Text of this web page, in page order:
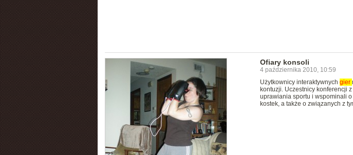
Ofiary konsoli
4 października 2010, 10:59
Użytkownicy interaktywnych gier
kontuzji. Uczestnicy konferencji
uprawiania sportu i wspominali
kostek, a także o związanych z